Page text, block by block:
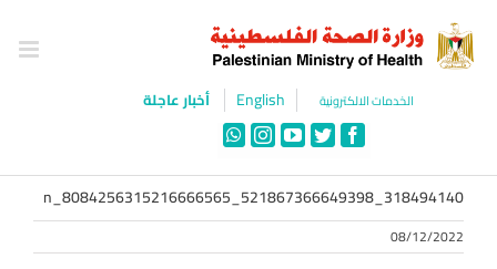
content
الخدمات الالكترونية English أخبار عاجلة
Facebook
Twitter
YouTube
Instagram
WhatsApp
318494140_521867366649398_8084256315216666565_n
08/12/2022